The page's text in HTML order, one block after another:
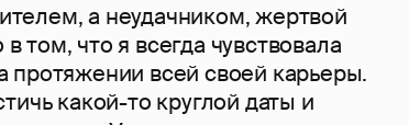
а неудачником, жер­твой
том, что я всегда чувство­вала
протяжении всей своей карьеры.
какой-то круглой даты и